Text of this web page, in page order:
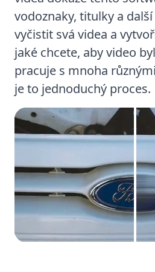
vodoznaky, titulky a
vyčistit svá videa a
jaké chcete, aby video
pracuje s mnoha
je to jednoduchý proces.